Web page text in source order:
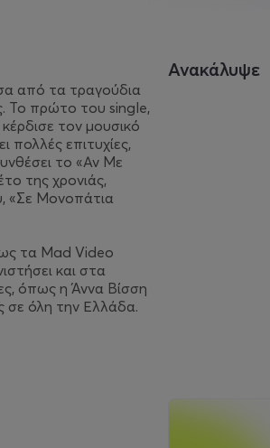
από τα τραγούδια
Το πρώτο του single,
τον μουσικό
πολλές επιτυχίες,
το «Αν Με
της χρονιάς,
«Σε Μονοπάτια
τα Mad Video
και στα
όπως η Άννα Βίσση
σε όλη την Ελλάδα.
Ανακάλυψε